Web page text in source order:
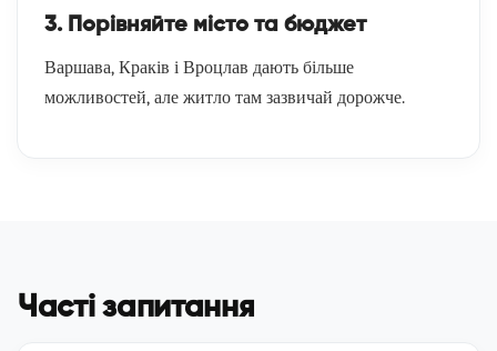
3. Порівняйте місто та бюджет
Варшава, Краків і Вроцлав дають більше
можливостей, але житло там зазвичай дорожче.
Часті запитання